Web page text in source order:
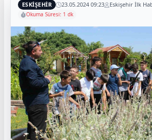
ESKİŞEHİR 23.05.2024 09:23 Eskişehir İlk
Okuma Süresi: 1 dk